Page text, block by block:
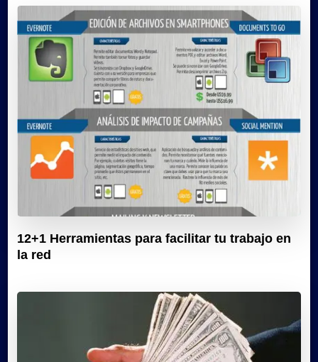
12+1 Herramientas para facilitar tu trabajo en
la red